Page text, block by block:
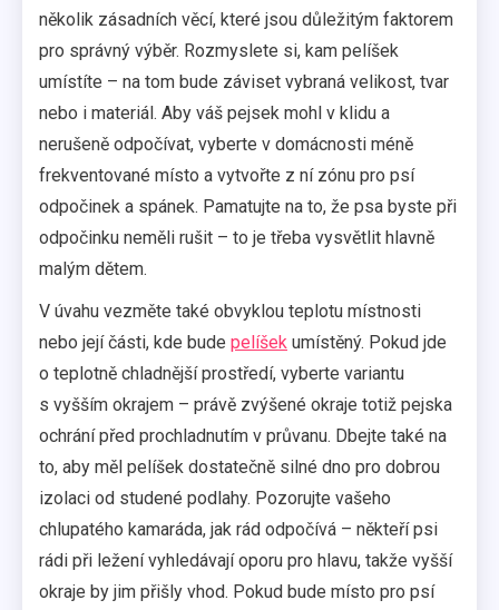
několik zásadních věcí, které jsou důležitým faktorem
pro správný výběr. Rozmyslete si, kam pelíšek
umístíte – na tom bude záviset vybraná velikost, tvar
nebo i materiál. Aby váš pejsek mohl v klidu a
nerušeně odpočívat, vyberte v domácnosti méně
frekventované místo a vytvořte z ní zónu pro psí
odpočinek a spánek. Pamatujte na to, že psa byste při
odpočinku neměli rušit – to je třeba vysvětlit hlavně
malým dětem.
V úvahu vezměte také obvyklou teplotu místnosti
nebo její části, kde bude pelíšek umístěný. Pokud jde
o teplotně chladnější prostředí, vyberte variantu
s vyšším okrajem – právě zvýšené okraje totiž pejska
ochrání před prochladnutím v průvanu. Dbejte také na
to, aby měl pelíšek dostatečně silné dno pro dobrou
izolaci od studené podlahy. Pozorujte vašeho
chlupatého kamaráda, jak rád odpočívá – někteří psi
rádi při ležení vyhledávají oporu pro hlavu, takže vyšší
okraje by jim přišly vhod. Pokud bude místo pro psí